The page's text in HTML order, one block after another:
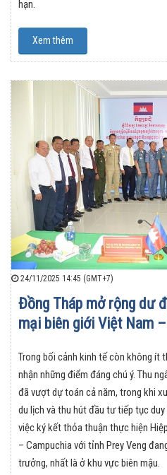
hạn.
Xem thêm
24/11/2025 14:45 (GMT+7)
Đồng Tháp mở rộng dư
mại biên giới Việt Nam
Trong bối cảnh kinh tế còn không ít
nhận những điểm đáng chú ý. Thu
đã vượt dự toán cả năm, trong khi
du lịch và thu hút đầu tư tiếp tục
việc ký kết thỏa thuận thực hiện
– Campuchia với tỉnh Prey Veng
trưởng, nhất là ở khu vực biên mậu.